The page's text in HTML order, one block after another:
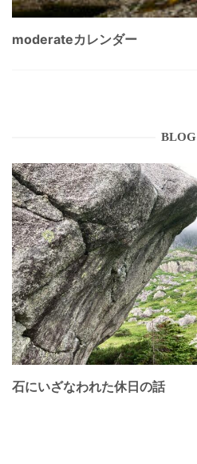
moderateカレンダー
BLOG
石にいざなわれた休日の話